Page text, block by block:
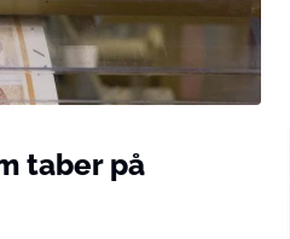
taber på